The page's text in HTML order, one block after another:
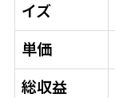
イズ
単価
総収益